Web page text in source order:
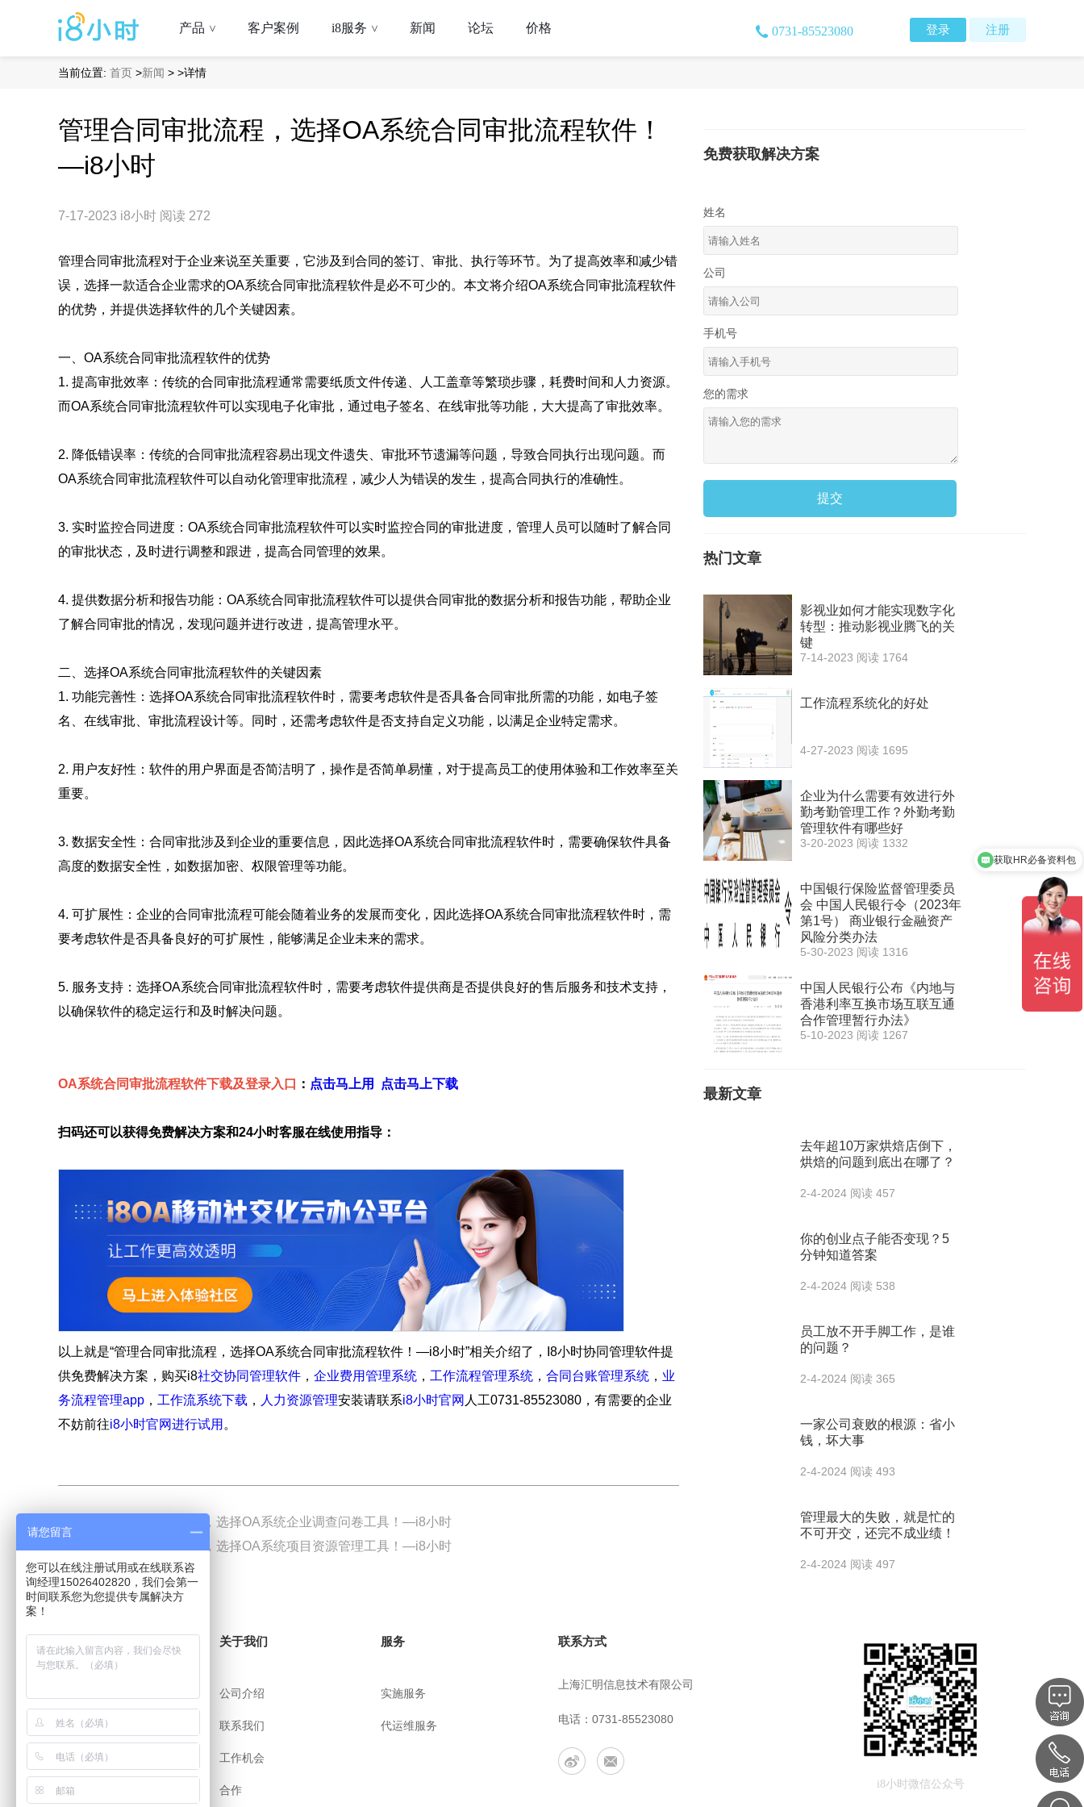
产品 > 客户案例 i8服务 > 新闻 论坛 价格 登录 注册
0731-85523080
当前位置: 首页 >新闻 > >详情
管理合同审批流程，选择OA系统合同审批流程软件！
—i8小时
7-17-2023 i8小时 阅读 272
管理合同审批流程对于企业来说至关重要，它涉及到合同的签订、审批、执行等环节。 为了提高效率和减少错
误，选择一款适合企业需求的OA系统合同审批流程软件是必不可少的。本文将介绍OA系统合同审批流程软件
的优势，并提供选择软件的几个关键因素。
一、OA系统合同审批流程软件的优势
1. 提高审批效率：传统的合同审批流程通常需要纸质文件传递、人工盖章等繁琐步骤，耗费时间和人力资源。
而OA系统合同审批流程软件可以实现电子化审批，通过电子签名、在线审批等功能，大大提高了审批效率。
2. 降低错误率：传统的合同审批流程容易出现文件遗失、审批环节遗漏等问题，导致合同执行出现问题。而
OA系统合同审批流程软件可以自动化管理审批流程，减少人为错误的发生，提高合同执行的准确性。
3. 实时监控合同进度：OA系统合同审批流程软件可以实时监控合同的审批进度，管理人员可以随时了解合同
的审批状态，及时进行调整和跟进，提高合同管理的效果。
4. 提供数据分析和报告功能：OA系统合同审批流程软件可以提供合同审批的数据分析和报告功能，帮助企业
了解合同审批的情况，发现问题并进行改进，提高管理水平。
二、选择OA系统合同审批流程软件的关键因素
1. 功能完善性：选择OA系统合同审批流程软件时，需要考虑软件是否具备合同审批所需的功能，如电子签
名、在线审批、审批流程设计等。同时，还需考虑软件是否支持自定义功能，以满足企业特定需求。
2. 用户友好性：软件的用户界面是否简洁明了，操作是否简单易懂，对于提高员工的使用体验和工作效率至关
重要。
3. 数据安全性：合同审批涉及到企业的重要信息，因此选择OA系统合同审批流程软件时，需要确保软件具备
高度的数据安全性，如数据加密、权限管理等功能。
4. 可扩展性：企业的合同审批流程可能会随着业务的发展而变化，因此选择OA系统合同审批流程软件时，需
要考虑软件是否具备良好的可扩展性，能够满足企业未来的需求。
5. 服务支持：选择OA系统合同审批流程软件时，需要考虑软件提供商是否提供良好的售后服务和技术支持，
以确保软件的稳定运行和及时解决问题。
OA系统合同审批流程软件下载及登录入口 ： 点击马上用 点击马上下载
扫码还可以获得免费解决方案和24小时客服在线使用指导：
以上就是“管理合同审批流程，选择OA系统合同审批流程软件！—i8小时”相关介绍了，I8小时协同管理软件提
供免费解决方案，购买i8社交协同管理软件 ， 企业费用管理系统 ， 工作流程管理系统 ， 合同台账管理系统 ， 业
务流程管理app ， 工作流系统下载 ， 人力资源管理安装请联系i8小时官网 人工0731-85523080，有需要的企业
不妨前往i8小时官网进行试用 。
开展企业调查问卷，选择OA系统企业调查问卷工具！—i8小时
管理项目资源分配，选择OA系统项目资源管理工具！—i8小时
免费获取解决方案
姓名
公司
手机号
您的需求
提交
热门文章
影视业如何才能实现数字化
转型：推动影视业腾飞的关
键
7-14-2023 阅读 1764
工作流程系统化的好处
4-27-2023 阅读 1695
企业为什么需要有效进行外
勤考勤管理工作？外勤考勤
管理软件有哪些好
3-20-2023 阅读 1332
中国银行保险监督管理委员
会 中国人民银行令（2023年
第1号） 商业银行金融资产
风险分类办法
5-30-2023 阅读 1316
中国人民银行公布《内地与
香港利率互换市场互联互通
合作管理暂行办法》
5-10-2023 阅读 1267
最新文章
去年超10万家烘焙店倒下，
烘焙的问题到底出在哪了？
2-4-2024 阅读 457
你的创业点子能否变现？5
分钟知道答案
2-4-2024 阅读 538
员工放不开手脚工作，是谁
的问题？
2-4-2024 阅读 365
一家公司衰败的根源：省小
钱，坏大事
2-4-2024 阅读 493
管理最大的失败，就是忙的
不可开交，还完不成业绩！
2-4-2024 阅读 497
用户协议
安全策略
app下载
关于我们
公司介绍
联系我们
工作机会
合作
服务
实施服务
代运维服务
联系方式
上海汇明信息技术有限公司
电话：0731-85523080
i8小时微信公众号
获取HR必备资料包
请您留言
您可以在线注册试用或在线联系咨
询经理15026402820，我们会第一
时间联系您为您提供专属解决方
案！